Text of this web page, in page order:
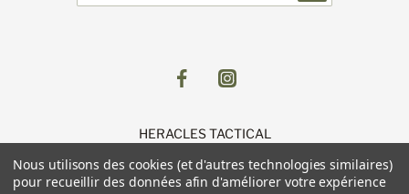
HERACLES TACTICAL
11 Parc du Luetzelfeld
67118 GEISPOLSHEIM
Nous utilisons des cookies (et d'autres technologies similaires)
pour recueillir des données afin d'améliorer votre expérience